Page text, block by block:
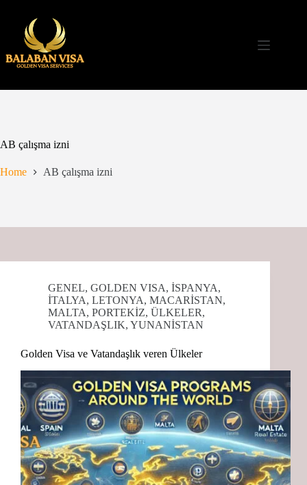
content
AB çalışma izni
Home AB çalışma izni
GENEL, GOLDEN VISA, İSPANYA,
İTALYA, LETONYA, MACARİSTAN,
MALTA, PORTEKİZ, ÜLKELER,
VATANDAŞLIK, YUNANİSTAN
Golden Visa ve Vatandaşlık veren Ülkeler